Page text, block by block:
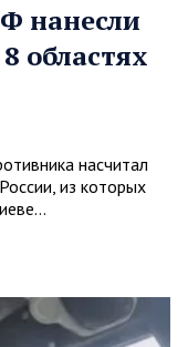
нанесли
областях
насчитал
из которых